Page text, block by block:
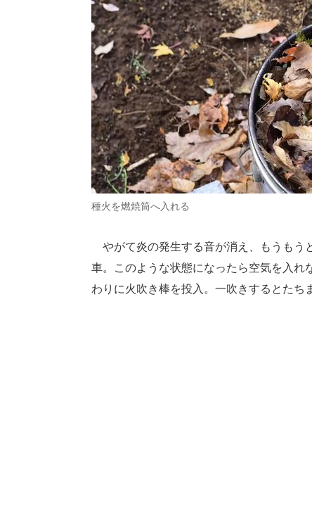
種火を燃焼筒へ入れる
やがて炎の発生する音が消え、もうもう
車。このような状態になったら空気を入れ
わりに火吹き棒を投入。一吹きするとたち